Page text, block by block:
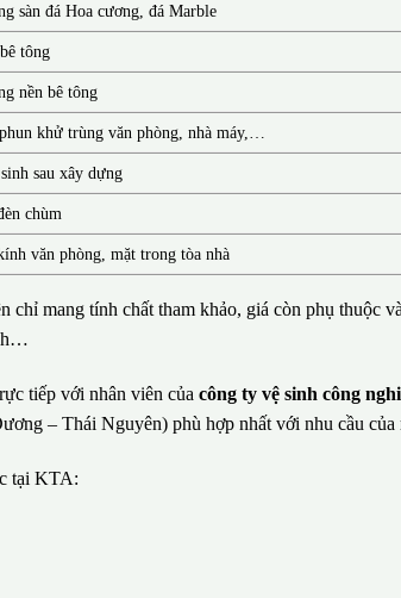
sàn đá Hoa cương, đá Marble
tông
nền bê tông
khử trùng văn phòng, nhà máy,…
sau xây dựng
chùm
văn phòng, mặt trong tòa nhà
chỉ mang tính chất tham khảo, giá còn phụ thuộc
tiếp với nhân viên của công ty vệ sinh công
– Thái Nguyên) phù hợp nhất với nhu cầu của
tại KTA: